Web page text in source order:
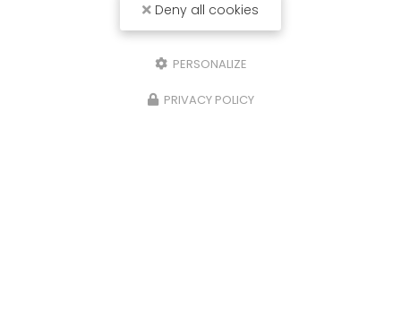
Deny all cookies
PERSONALIZE
PRIVACY POLICY